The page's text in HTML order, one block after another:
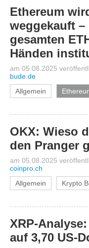
Ethereum
weggekauft –
gesamten
Händen
am 05.08.2025
bude.de
Allgemein
OKX: Wieso
den Pranger
am 05.08.2025
coinpro.ch
Allgemein
Krypto
XRP-
auf 3,70 US-